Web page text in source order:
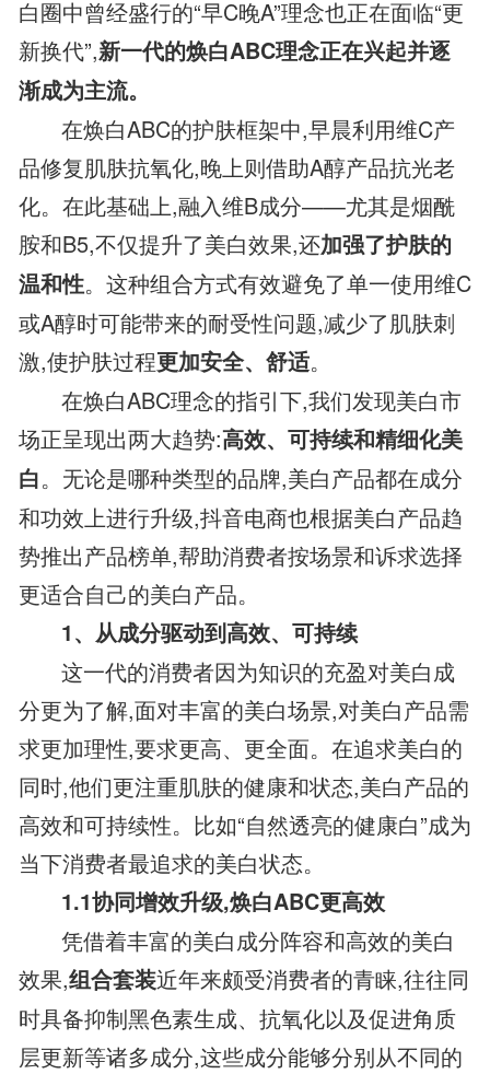
白圈中曾经盛行的“早C晚A”理念也正在面临“更
新换代”,新一代的焕白ABC理念正在兴起并逐
渐成为主流。
在焕白ABC的护肤框架中,早晨利用维C产
品修复肌肤抗氧化,晚上则借助A醇产品抗光老
化。在此基础上,融入维B成分——尤其是烟酰
胺和B5,不仅提升了美白效果,还加强了护肤的
温和性。这种组合方式有效避免了单一使用维C
或A醇时可能带来的耐受性问题,减少了肌肤刺
激,使护肤过程更加安全、舒适。
在焕白ABC理念的指引下,我们发现美白市
场正呈现出两大趋势:高效、可持续和精细化美
白。无论是哪种类型的品牌,美白产品都在成分
和功效上进行升级,抖音电商也根据美白产品趋
势推出产品榜单,帮助消费者按场景和诉求选择
更适合自己的美白产品。
1、从成分驱动到高效、可持续
这一代的消费者因为知识的充盈对美白成
分更为了解,面对丰富的美白场景,对美白产品需
求更加理性,要求更高、更全面。在追求美白的
同时,他们更注重肌肤的健康和状态,美白产品的
高效和可持续性。比如“自然透亮的健康白”成为
当下消费者最追求的美白状态。
1.1协同增效升级,焕白ABC更高效
凭借着丰富的美白成分阵容和高效的美白
效果,组合套装近年来颇受消费者的青睐,往往同
时具备抑制黑色素生成、抗氧化以及促进角质
层更新等诸多成分,这些成分能够分别从不同的